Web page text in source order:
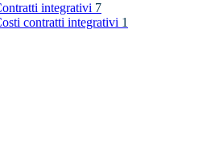
integrativi 7
contratti integrativi 1